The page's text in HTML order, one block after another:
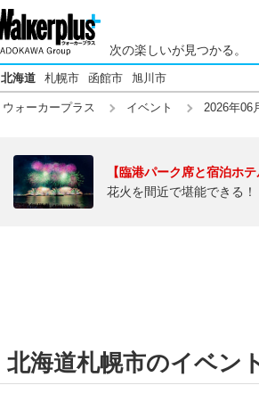
次の楽しいが見つかる。
北海道 札幌市 函館市 旭川市
ウォーカープラス イベント 2026年06
【臨港パーク席と宿泊ホ
花火を間近で堪能できる
北海道札幌市のイベン